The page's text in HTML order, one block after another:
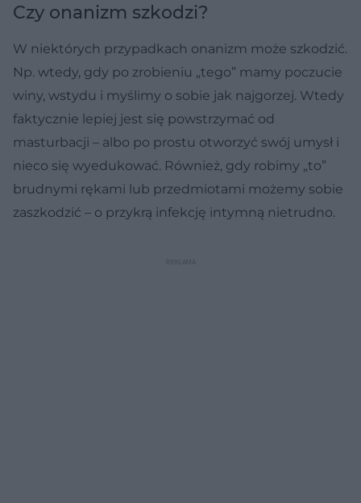
Czy onanizm szkodzi?
W niektórych przypadkach onanizm może szkodzić.
Np. wtedy, gdy po zrobieniu „tego” mamy poczucie
winy, wstydu i myślimy o sobie jak najgorzej. Wtedy
faktycznie lepiej jest się powstrzymać od
masturbacji – albo po prostu otworzyć swój umysł i
nieco się wyedukować. Również, gdy robimy „to”
brudnymi rękami lub przedmiotami możemy sobie
zaszkodzić – o przykrą infekcję intymną nietrudno.